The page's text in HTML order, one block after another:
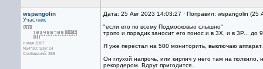
wspangolin
Участник
с мая 2007
N54*30; S36*14
Сообщений: 368
Дата: 25 Авг 2023 14:03:27 · Поправил: wspangolin (25
"если его по всему Подмосковью слышно"
тропо и порадик заносит его понос и в 3X, и в 3P... до
Я уже перестал на 500 мониторить, выключаю аппарат.
Он глухой напрочь, или кирпич у него там на
рекордером. Вдруг пригодится..